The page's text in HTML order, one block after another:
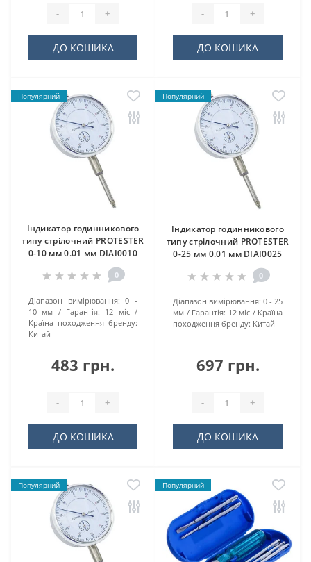
- +
ДО КОШИКА
- +
ДО КОШИКА
Популярний
Індикатор годинникового
типу стрілочний PROTESTER
0-10 мм 0.01 мм DIAI0010
0
Діaпaзoн виміpювaння: 0 -
10 мм
Гарантія: 12 міс
Країна походження бренду:
Китай
483 грн.
- +
ДО КОШИКА
Популярний
Індикатор годинникового
типу стрілочний PROTESTER
0-25 мм 0.01 мм DIAI0025
0
Діaпaзoн виміpювaння: 0 - 25
мм
Гарантія: 12 міс
Країна
походження бренду: Китай
697 грн.
- +
ДО КОШИКА
Популярний Популярний